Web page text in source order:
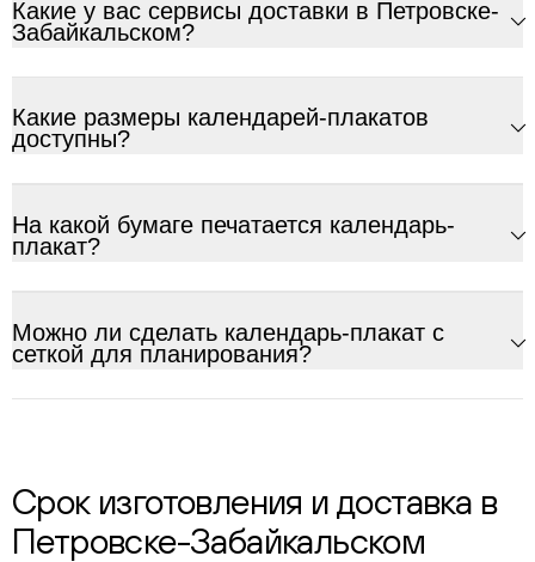
Какие у вас сервисы доставки в Петровске-
Забайкальском?
Какие размеры календарей-плакатов
доступны?
На какой бумаге печатается календарь-
плакат?
Можно ли сделать календарь-плакат с
сеткой для планирования?
Срок изготовления и доставка в
Петровске-Забайкальском